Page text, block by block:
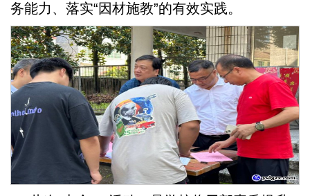
务能力、落实“因材施教”的有效实践。